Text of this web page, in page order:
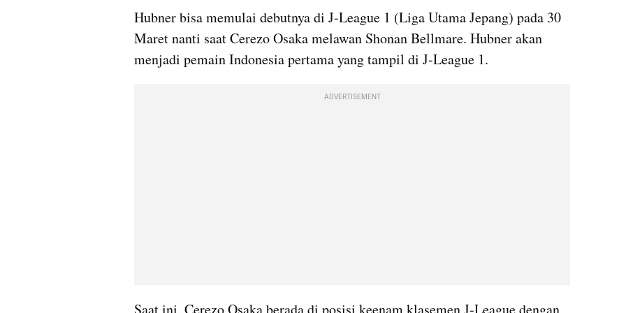
Hubner bisa memulai debutnya di J-League 1 (Liga Utama Jepang) pada 30
Maret nanti saat Cerezo Osaka melawan Shonan Bellmare. Hubner akan
menjadi pemain Indonesia pertama yang tampil di J-League 1.
ADVERTISEMENT
Saat ini, Cerezo Osaka berada di posisi keenam klasemen J-League dengan